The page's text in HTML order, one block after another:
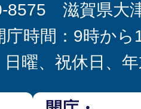
8575 滋賀県大
庁時間：9時から
日曜、祝休日、